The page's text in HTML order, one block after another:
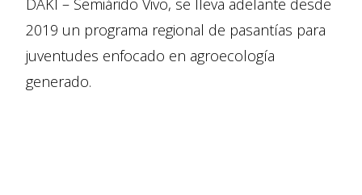
2019 un programa regional de pasantías para
juventudes enfocado en agroecología
generado.